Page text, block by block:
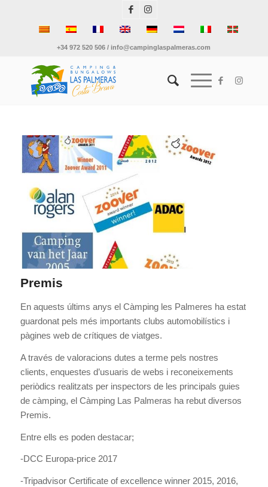
+34 972 520 506 / info@campinglaspalmeras.com
Premis
En aquests últims anys el Càmping les Palmeres ha estat
guardonat pels més importants clubs automobilístics i
pàgines web de crítiques de viatges.
A través de valoracions dutes a terme pels nostres
clients, enquestes d’usuaris de webs i reconeixements
periòdics realitzats per inspectors de les principals guies
de càmping, el Càmping Las Palmeras ha rebut diversos
Premis.
Entre ells es poden destacar;
-DCC Europa-price 2017
-Tripadvisor Certificate of excellence winner 2015, 2016,